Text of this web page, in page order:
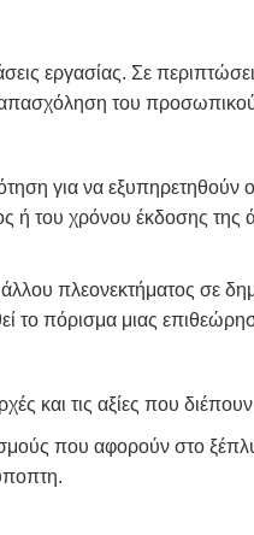
εργασίας. Σε
απασχόληση του
για να εξυπηρετηθούν
του χρόνου έκδοσης της
πλεονεκτήματος σε
το πόρισμα μιας
και τις αξίες που διέπουν
που αφορούν στο